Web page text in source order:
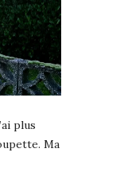
plus
Ma